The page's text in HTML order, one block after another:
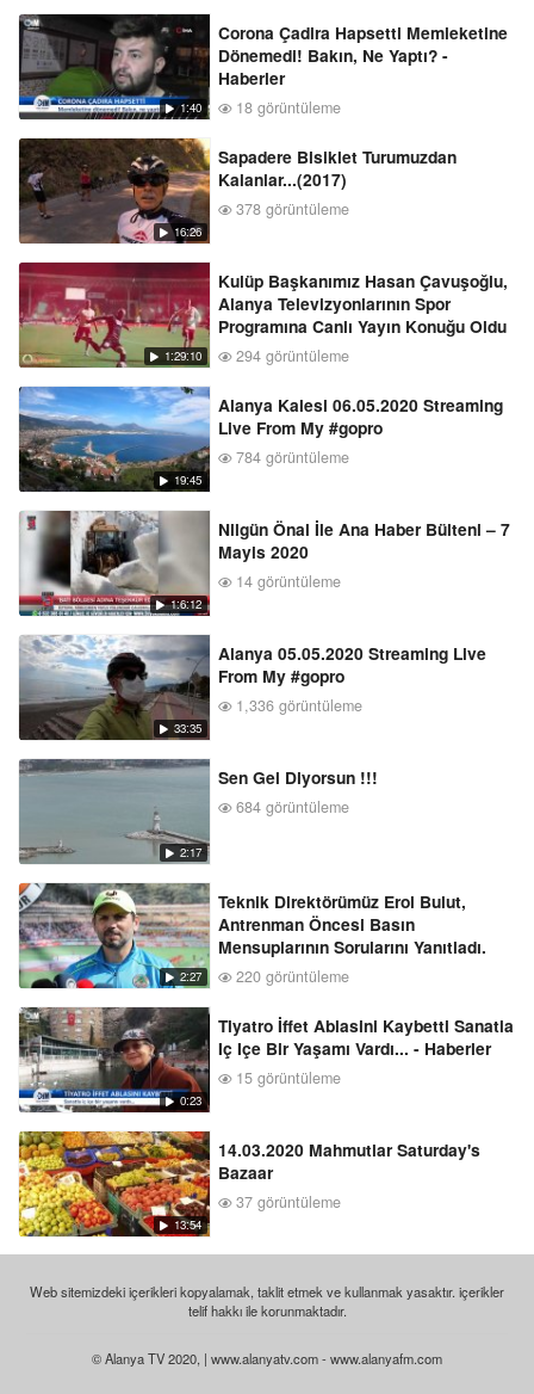
1:40
Corona Çadira Hapsetti Memleketine
Dönemedi! Bakın, Ne Yaptı? -
Haberler
18 görüntüleme
16:26
Sapadere Bisiklet Turumuzdan
Kalanlar...(2017)
378 görüntüleme
1:29:10
Kulüp Başkanımız Hasan Çavuşoğlu,
Alanya Televizyonlarının Spor
Programına Canlı Yayın Konuğu Oldu
294 görüntüleme
19:45
Alanya Kalesi 06.05.2020 Streaming
Live From My #gopro
784 görüntüleme
1:6:12
Nilgün Önal İle Ana Haber Bülteni – 7
Mayis 2020
14 görüntüleme
33:35
Alanya 05.05.2020 Streaming Live
From My #gopro
1,336 görüntüleme
2:17
Sen Gel Diyorsun !!!
684 görüntüleme
2:27
Teknik Direktörümüz Erol Bulut,
Antrenman Öncesi Basın
Mensuplarının Sorularını Yanıtladı.
220 görüntüleme
0:23
Tiyatro İffet Ablasini Kaybetti Sanatla
Iç Içe Bir Yaşamı Vardı... - Haberler
15 görüntüleme
13:54
14.03.2020 Mahmutlar Saturday's
Bazaar
37 görüntüleme
Web sitemizdeki içerikleri kopyalamak, taklit etmek ve kullanmak yasaktır. içerikler
telif hakkı ile korunmaktadır.
© Alanya TV 2020, | www.alanyatv.com - www.alanyafm.com